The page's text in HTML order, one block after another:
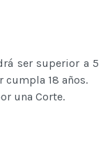
ser superior a 5
cumpla 18 años.
una Corte.